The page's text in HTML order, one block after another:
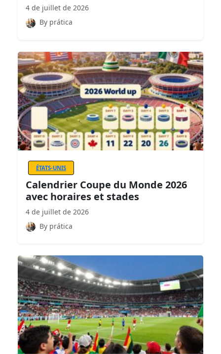
4 de juillet de 2026
By prática
ÉTATS-UNIS
Calendrier Coupe du Monde 2026
avec horaires et stades
4 de juillet de 2026
By prática